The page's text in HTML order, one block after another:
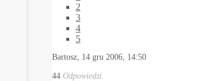
2
3
4
5
Bartosz, 14 gru 2006, 14:50
44 Odpowiedzi